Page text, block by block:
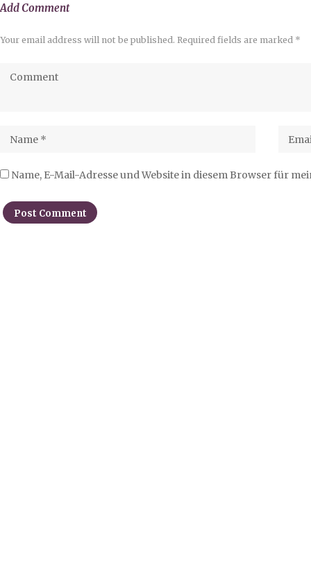
Add Comment
Your email address will not be published. Required fields are marked *
Name, E-Mail-Adresse und Website in diesem Browser für